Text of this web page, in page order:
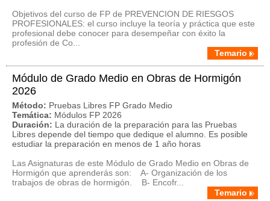
Objetivos del curso de FP de PREVENCION DE RIESGOS
PROFESIONALES: el curso incluye la teoría y práctica que este
profesional debe conocer para desempeñar con éxito la
profesión de Co...
Temario
Módulo de Grado Medio en Obras de Hormigón
2026
Método: Pruebas Libres FP Grado Medio
Temática: Módulos FP 2026
Duración: La duración de la preparación para las Pruebas
Libres depende del tiempo que dedique el alumno. Es posible
estudiar la preparación en menos de 1 año horas
Las Asignaturas de este Módulo de Grado Medio en Obras de
Hormigón que aprenderás son: A- Organización de los
trabajos de obras de hormigón. B- Encofr...
Temario